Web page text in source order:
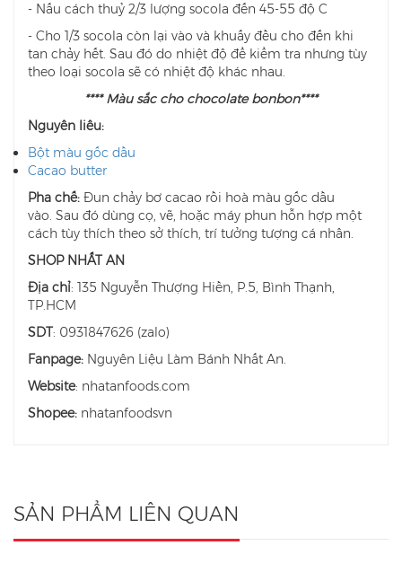
- Nấu cách thuỷ 2/3 lượng socola đến 45-55 độ C
- Cho 1/3 socola còn lại vào và khuấy đều cho đến khi
tan chảy hết. Sau đó do nhiệt độ để kiểm tra nhưng tùy
theo loại socola sẽ có nhiệt độ khác nhau.
**** Màu sắc cho chocolate bonbon****
Nguyên liêu:
Bột màu gốc dầu
Cacao butter
Pha chế: Đun chảy bơ cacao rồi hoà màu gốc dầu
vào. Sau đó dùng cọ, vẽ, hoặc máy phun hỗn hợp một
cách tùy thích theo sở thích, trí tưởng tượng cá nhân.
SHOP NHẤT AN
Địa chỉ: 135 Nguyễn Thượng Hiền, P.5, Bình Thạnh,
TP.HCM
SDT: 0931847626 (zalo)
Fanpage: Nguyên Liệu Làm Bánh Nhất An.
Website: nhatanfoods.com
Shopee: nhatanfoodsvn
SẢN PHẨM LIÊN QUAN